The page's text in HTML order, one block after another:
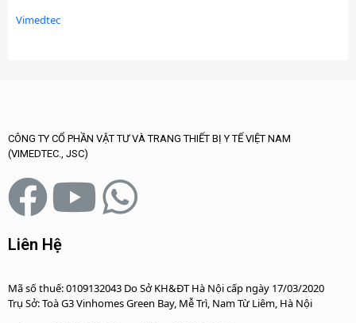
Vimedtec
CÔNG TY CỔ PHẦN VẬT TƯ VÀ TRANG THIẾT BỊ Y TẾ VIỆT NAM
(VIMEDTEC., JSC)
Liên Hệ
Mã số thuế: 0109132043 Do Sở KH&ĐT Hà Nội cấp ngày 17/03/2020
Trụ Sở: Toà G3 Vinhomes Green Bay, Mễ Trì, Nam Từ Liêm, Hà Nội